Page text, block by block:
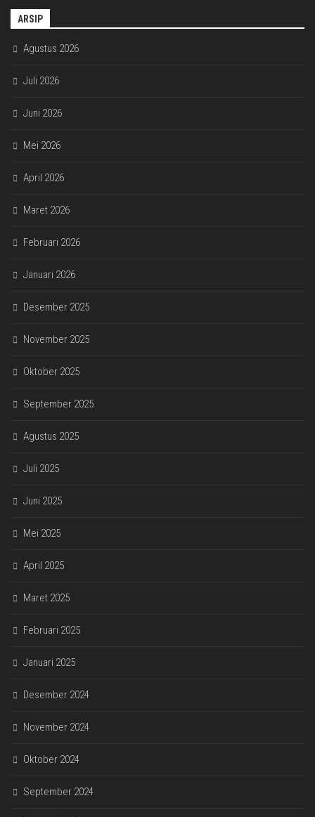
ARSIP
Agustus 2026
Juli 2026
Juni 2026
Mei 2026
April 2026
Maret 2026
Februari 2026
Januari 2026
Desember 2025
November 2025
Oktober 2025
September 2025
Agustus 2025
Juli 2025
Juni 2025
Mei 2025
April 2025
Maret 2025
Februari 2025
Januari 2025
Desember 2024
November 2024
Oktober 2024
September 2024